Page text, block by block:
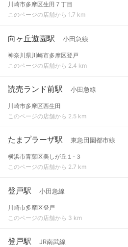
川崎市多摩区生田７丁目
このページの店舗から 1.7 km
向ヶ丘遊園駅 小田急線
神奈川県川崎市多摩区登戸
このページの店舗から 2.4 km
読売ランド前駅 小田急線
川崎市多摩区西生田
このページの店舗から 2.5 km
たまプラーザ駅 東急田園都市線
横浜市青葉区美しが丘１-３
このページの店舗から 2.7 km
登戸駅 小田急線
川崎市多摩区登戸
このページの店舗から 3 km
登戸駅 JR南武線